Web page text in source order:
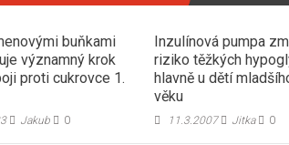
buňkami
významný krok
proti cukrovce 1.
Jakub 0
Inzulínová pumpa
riziko těžkých
hlavně u dětí
věku
11.3.2007 Jitka 0